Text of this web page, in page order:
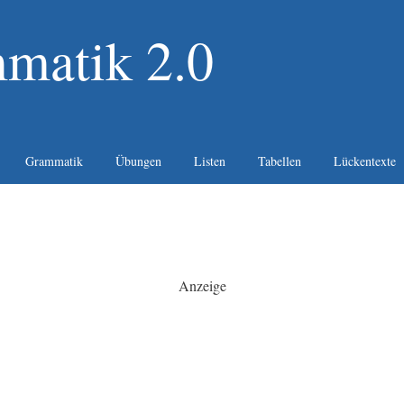
2.0
Grammatik Übungen Listen Tabellen Lückentexte
Anzeige